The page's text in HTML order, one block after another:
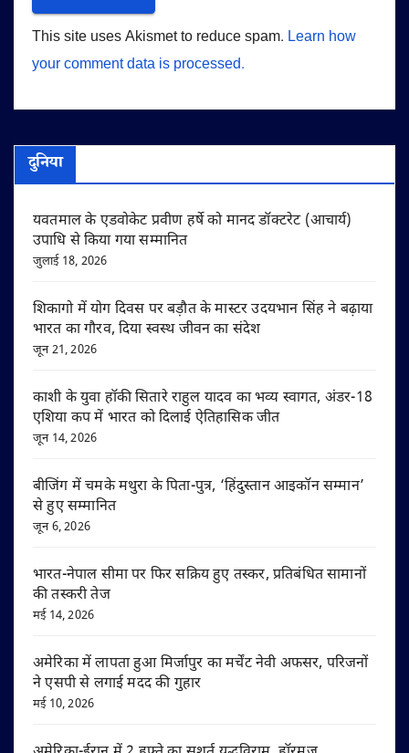
This site uses Akismet to reduce spam. Learn how
your comment data is processed.
दुनिया
यवतमाल के एडवोकेट प्रवीण हर्षे को मानद डॉक्टरेट (आचार्य)
उपाधि से किया गया सम्मानित
जुलाई 18, 2026
शिकागो में योग दिवस पर बड़ौत के मास्टर उदयभान सिंह ने बढ़ाया
भारत का गौरव, दिया स्वस्थ जीवन का संदेश
जून 21, 2026
काशी के युवा हॉकी सितारे राहुल यादव का भव्य स्वागत, अंडर-18
एशिया कप में भारत को दिलाई ऐतिहासिक जीत
जून 14, 2026
बीजिंग में चमके मथुरा के पिता-पुत्र, ‘हिंदुस्तान आइकॉन सम्मान’
से हुए सम्मानित
जून 6, 2026
भारत-नेपाल सीमा पर फिर सक्रिय हुए तस्कर, प्रतिबंधित सामानों
की तस्करी तेज
मई 14, 2026
अमेरिका में लापता हुआ मिर्जापुर का मर्चेंट नेवी अफसर, परिजनों
ने एसपी से लगाई मदद की गुहार
मई 10, 2026